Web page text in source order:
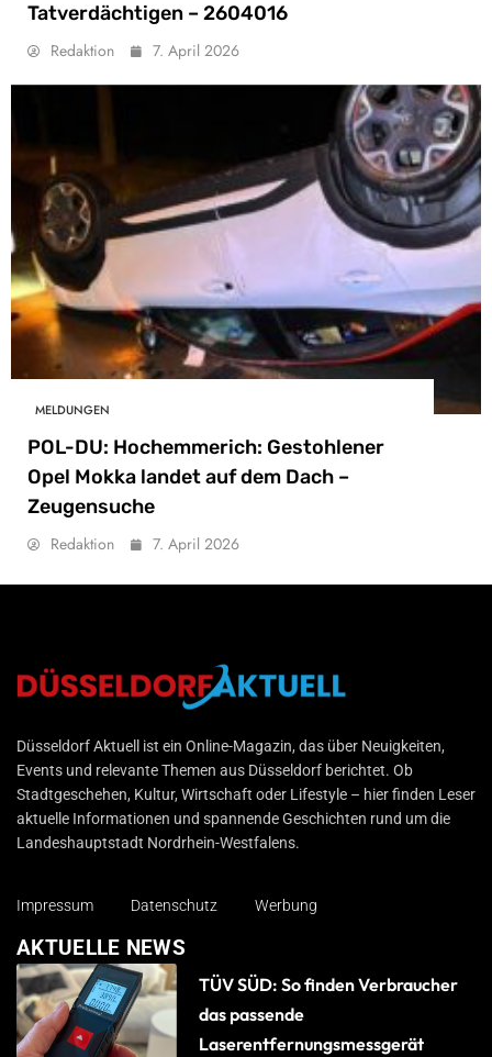
Tatverdächtigen – 2604016
Redaktion 7. April 2026
MELDUNGEN
POL-DU: Hochemmerich: Gestohlener
Opel Mokka landet auf dem Dach –
Zeugensuche
Redaktion 7. April 2026
Düsseldorf Aktuell
Düsseldorf Aktuell ist ein Online-Magazin, das über Neuigkeiten,
Events und relevante Themen aus Düsseldorf berichtet. Ob
Stadtgeschehen, Kultur, Wirtschaft oder Lifestyle – hier finden Leser
aktuelle Informationen und spannende Geschichten rund um die
Landeshauptstadt Nordrhein-Westfalens.
Impressum Datenschutz Werbung
AKTUELLE NEWS
TÜV SÜD: So finden Verbraucher
das passende
Laserentfernungsmessgerät